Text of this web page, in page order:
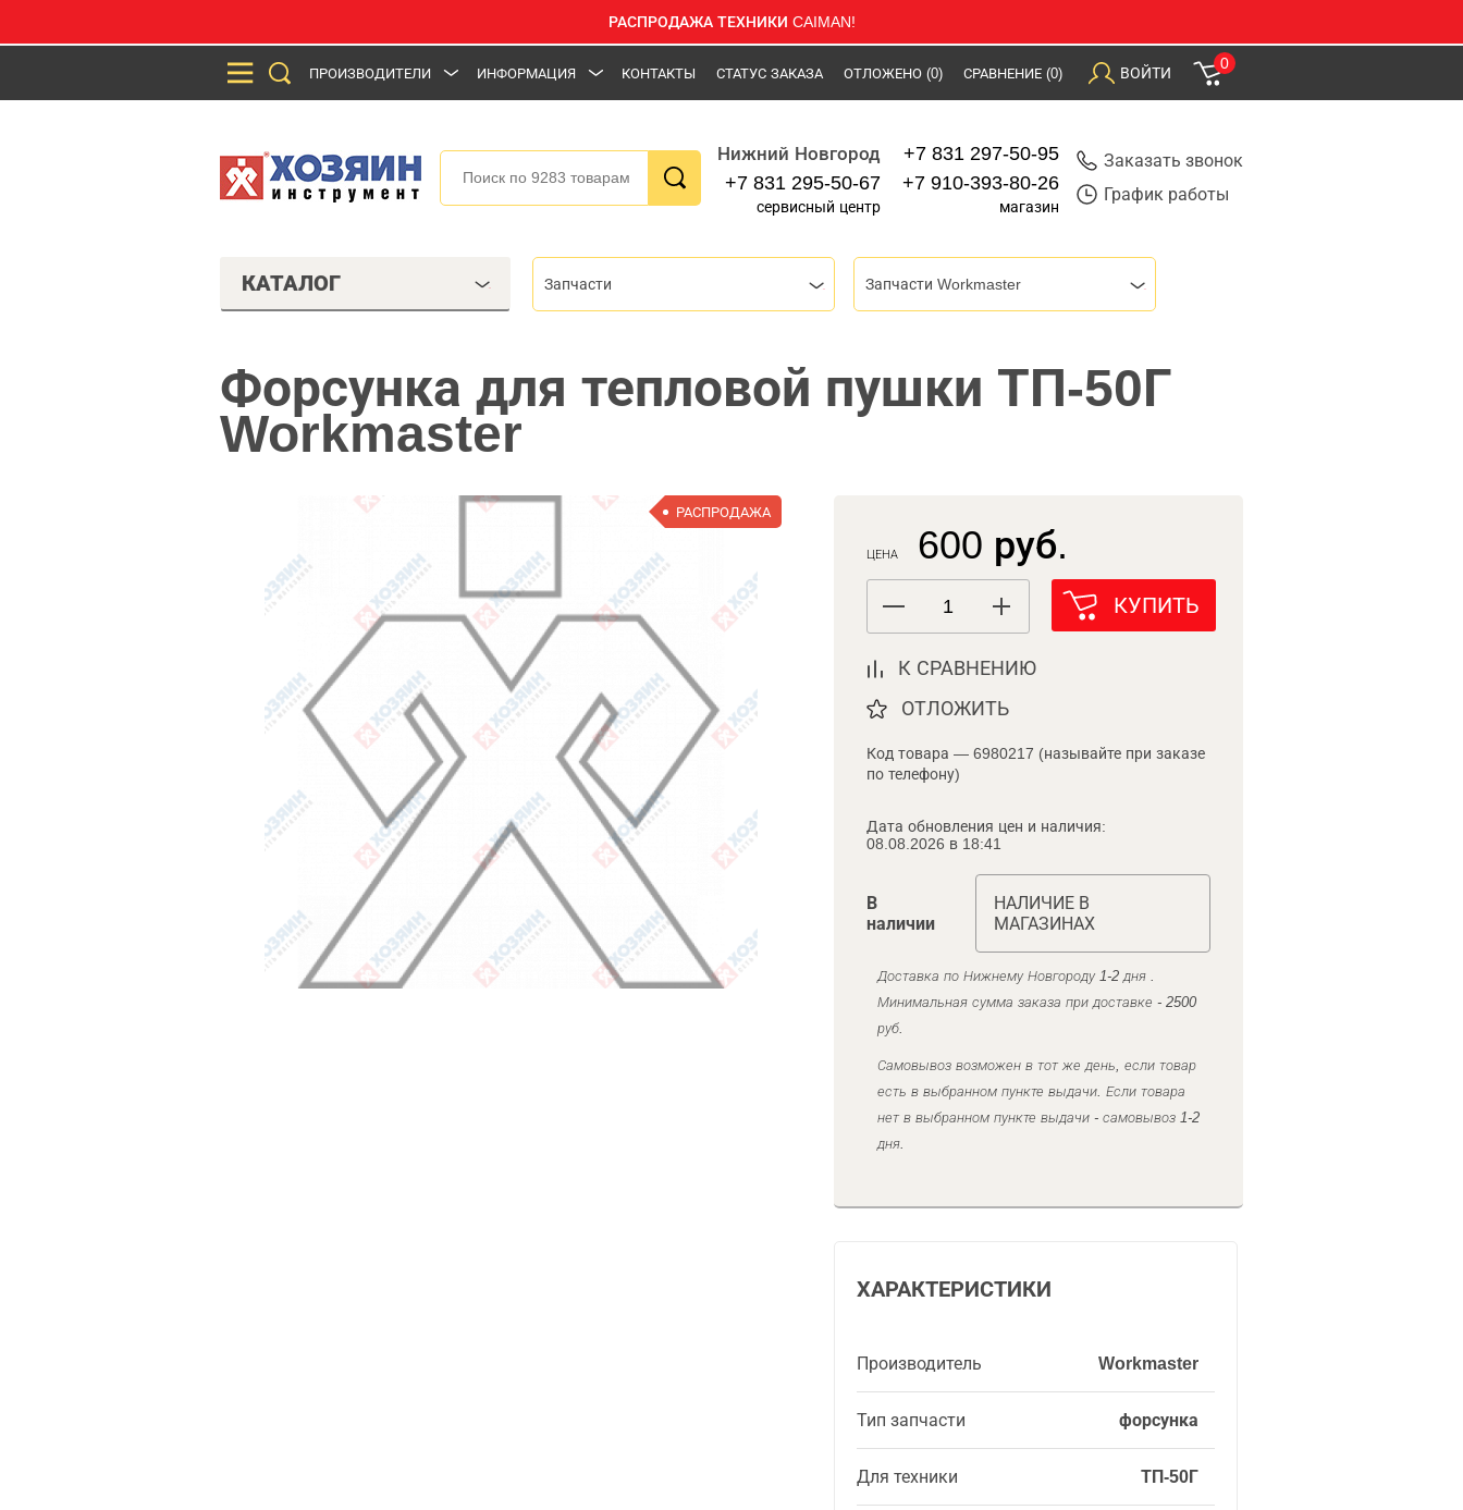
РАСПРОДАЖА ТЕХНИКИ CAIMAN!
ПРОИЗВОДИТЕЛИ ИНФОРМАЦИЯ КОНТАКТЫ СТАТУС ЗАКАЗА ОТЛОЖЕНО (0) СРАВНЕНИЕ (0) ВОЙТИ
0
Нижний Новгород
+7 831 295-50-67
сервисный центр
+7 831 297-50-95
+7 910-393-80-26
магазин
Заказать звонок
График работы
КАТАЛОГ Запчасти Запчасти Workmaster
Форсунка для тепловой пушки ТП-50Г
Workmaster
РАСПРОДАЖА
ЦЕНА 600 руб.
КУПИТЬ
К СРАВНЕНИЮ
ОТЛОЖИТЬ
Код товара — 6980217 (называйте при заказе
по телефону)
Дата обновления цен и наличия:
08.08.2026 в 18:41
В
наличии
НАЛИЧИЕ В
МАГАЗИНАХ
Доставка по Нижнему Новгороду 1-2 дня .
Минимальная сумма заказа при доставке - 2500
руб.
Самовывоз возможен в тот же день, если товар
есть в выбранном пункте выдачи. Если товара
нет в выбранном пункте выдачи - самовывоз 1-2
дня.
ХАРАКТЕРИСТИКИ
Производитель Workmaster
Тип запчасти форсунка
Для техники ТП-50Г